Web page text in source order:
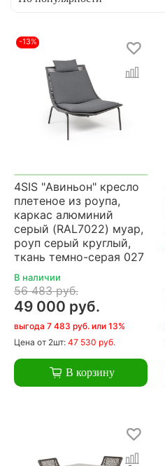
-13%
4SIS "Авиньон" кресло
плетеное из роупа,
каркас алюминий
серый (RAL7022) муар,
роуп серый круглый,
ткань темно-серая 027
В наличии
56 483 руб.
49 000 руб.
выгода 7 483 руб. или 13%
Цена от 2шт: 47 530 руб.
В корзину